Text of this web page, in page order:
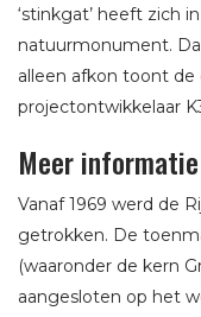
‘stinkgat’ heeft zich
natuurmonument.
alleen afkon toont
projectontwikkelaar
Meer informatie
Vanaf 1969 werd de
getrokken. De
(waaronder de kern
aangesloten op het